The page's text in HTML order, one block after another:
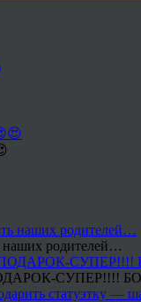
наших родителей…
СУПЕР!!!!